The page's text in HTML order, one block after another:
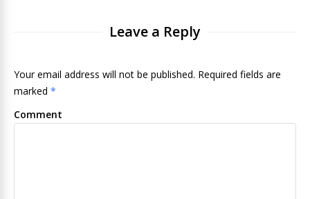
Leave a Reply
Your email address will not be published. Required fields are
marked *
Comment